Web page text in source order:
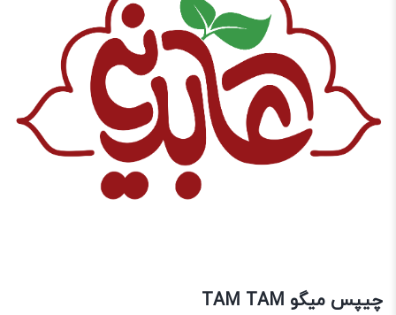
چیپس میگو TAM TAM